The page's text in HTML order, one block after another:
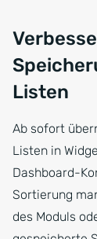
Listen
Ab sofort
Listen in
Dashboard-
Sortierung
des Moduls